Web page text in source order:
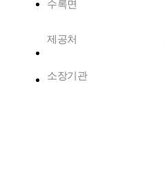
수록면
제공처
소장기관